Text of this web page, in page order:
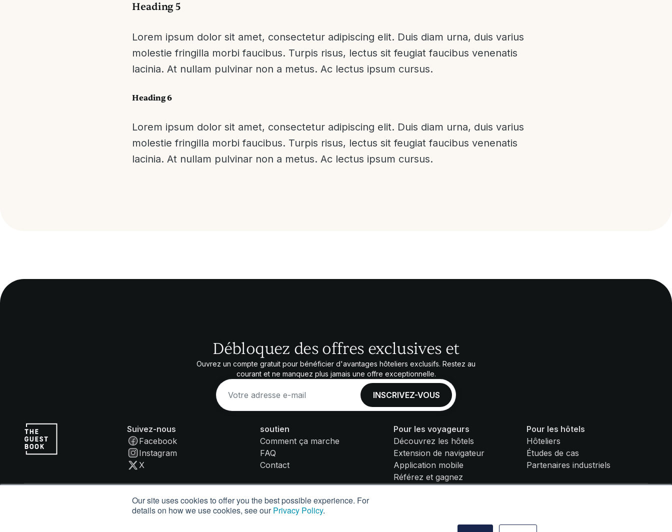
Our site uses cookies to offer you the best possible experience. For
details on how we use cookies, see ourPrivacy Policy.
Heading 5
Lorem ipsum dolor sit amet, consectetur adipiscing elit. Duis diam urna, duis varius
molestie fringilla morbi faucibus. Turpis risus, lectus sit feugiat faucibus venenatis
lacinia. At nullam pulvinar non a metus. Ac lectus ipsum cursus.
Heading 6
Lorem ipsum dolor sit amet, consectetur adipiscing elit. Duis diam urna, duis varius
molestie fringilla morbi faucibus. Turpis risus, lectus sit feugiat faucibus venenatis
lacinia. At nullam pulvinar non a metus. Ac lectus ipsum cursus.
Débloquez des offres exclusives et
Ouvrez un compte gratuit pour bénéficier d'avantages hôteliers exclusifs. Restez au
courant et ne manquez plus jamais une offre exceptionnelle.
Suivez-nous
Facebook
Instagram
X
soutien
Comment ça marche
FAQ
Contact
Pour les voyageurs
Découvrez les hôtels
Extension de navigateur
Application mobile
Référez et gagnez
Pour les hôtels
Hôteliers
Études de cas
Partenaires industriels
© Guestbook Rewards, Inc. 2026. Tous droits réservés. Déclaration d'accessibilité